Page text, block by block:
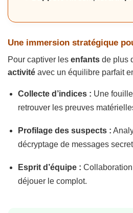
Une immersion stratégique
Pour captiver les enfants de plus
activité avec un équilibre parfait
Collecte d’indices : Une
retrouver les preuves
Profilage des suspects :
décryptage de messages
Esprit d’équipe :
déjouer le complot.